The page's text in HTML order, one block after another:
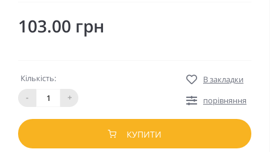
103.00 грн
Кількість:
-
+
В закладки
порівняння
КУПИТИ